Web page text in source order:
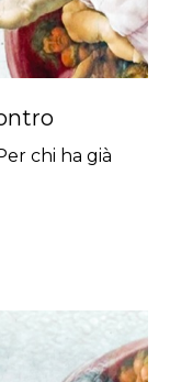
chi ha già